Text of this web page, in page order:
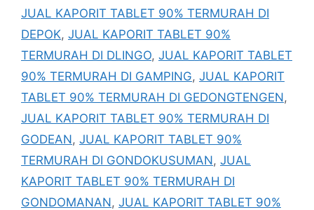
JUAL KAPORIT TABLET 90% TERMURAH DI
DEPOK, JUAL KAPORIT TABLET 90%
TERMURAH DI DLINGO, JUAL KAPORIT TABLET
90% TERMURAH DI GAMPING, JUAL KAPORIT
TABLET 90% TERMURAH DI GEDONGTENGEN,
JUAL KAPORIT TABLET 90% TERMURAH DI
GODEAN, JUAL KAPORIT TABLET 90%
TERMURAH DI GONDOKUSUMAN, JUAL
KAPORIT TABLET 90% TERMURAH DI
GONDOMANAN, JUAL KAPORIT TABLET 90%